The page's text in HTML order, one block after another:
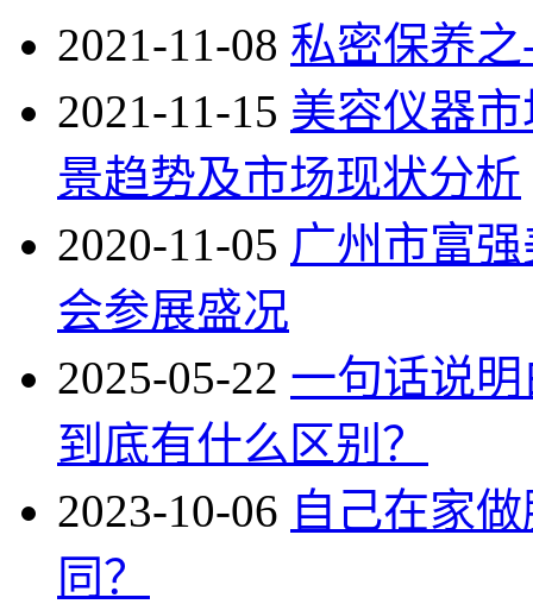
2021-11-08 私密保养
2021-11-15 美容仪器
景趋势及市场现状分析
2020-11-05 广州市富
会参展盛况
2025-05-22 一句话说明
到底有什么区别？
2023-10-06 自己在家
同？